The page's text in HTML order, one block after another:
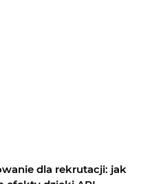
dla rekrutacji: jak